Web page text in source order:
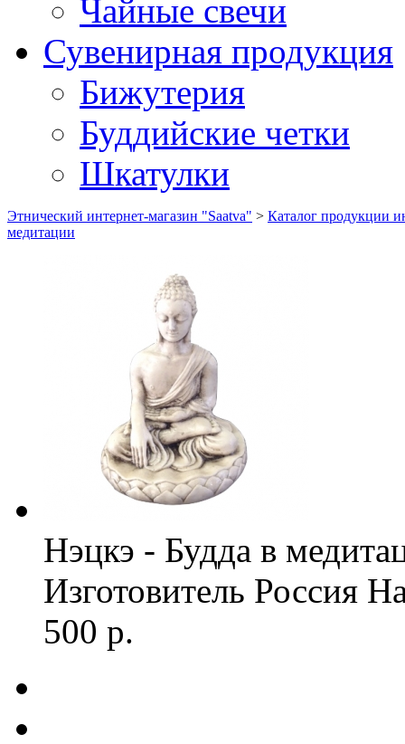
Чайные свечи
Сувенирная продукция
Бижутерия
Буддийские четки
Шкатулки
Этнический интернет-магазин "Saatva" > Каталог продукции
медитации
Нэцкэ - Будда в
Изготовитель Россия
500 р.